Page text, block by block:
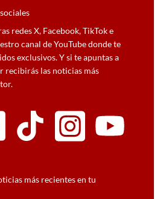
redes X, Facebook, TikTok e
canal de YouTube donde te
exclusivos. Y si te apuntas a
recibirás las noticias más
más recientes en tu